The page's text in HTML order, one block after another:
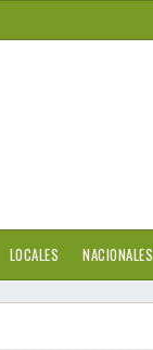
LOCALES NACIONALES